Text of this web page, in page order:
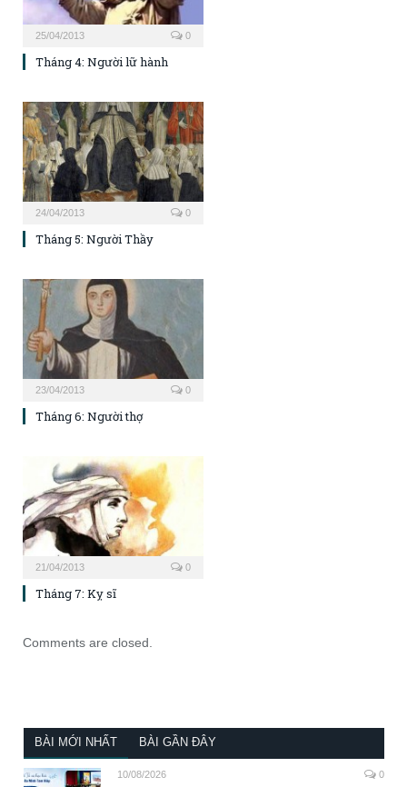
25/04/2013 0
Tháng 4: Người lữ hành
24/04/2013 0
Tháng 5: Người Thầy
23/04/2013 0
Tháng 6: Người thợ
21/04/2013 0
Tháng 7: Kỵ sĩ
Comments are closed.
BÀI MỚI NHẤT BÀI GẦN ĐÂY
10/08/2026 0